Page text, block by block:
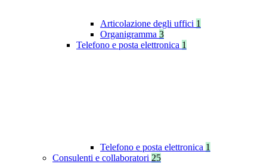
Articolazione degli uffici 1
Organigramma 3
Telefono e posta elettronica 1
Telefono e posta elettronica 1
Consulenti e collaboratori 25